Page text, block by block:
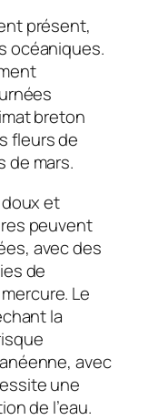
présent,
océaniques.
breton
fleurs de
de mars.
et
peuvent
avec des
de
Le
la
avec
une
de l’eau.